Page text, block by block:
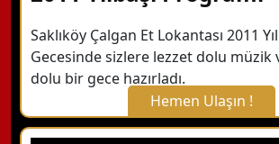
Saklıköy Çalgan Et Lokantası 2011
Gecesinde sizlere lezzet dolu müzik
dolu bir gece hazırladı.
Hemen Ulaşın !
X Kapat